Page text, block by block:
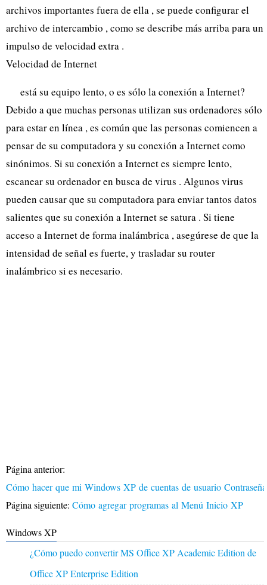
archivos importantes fuera de ella , se puede configurar el
archivo de intercambio , como se describe más arriba para un
impulso de velocidad extra .
Velocidad de Internet
está su equipo lento, o es sólo la conexión a Internet?
Debido a que muchas personas utilizan sus ordenadores sólo
para estar en línea , es común que las personas comiencen a
pensar de su computadora y su conexión a Internet como
sinónimos. Si su conexión a Internet es siempre lento,
escanear su ordenador en busca de virus . Algunos virus
pueden causar que su computadora para enviar tantos datos
salientes que su conexión a Internet se satura . Si tiene
acceso a Internet de forma inalámbrica , asegúrese de que la
intensidad de señal es fuerte, y trasladar su router
inalámbrico si es necesario.
Página anterior:
Cómo hacer que mi Windows XP de cuentas de usuario
Página siguiente: Cómo agregar programas al Menú Inicio XP
Windows XP
¿Cómo puedo convertir MS Office XP Academic Edition de
Office XP Enterprise Edition